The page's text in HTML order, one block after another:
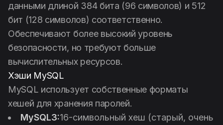
данными длиной 384 бита (96 символов) и 512
бит (128 символов) соответственно.
Обеспечивают более высокий уровень
безопасности, но требуют больше
вычислительных ресурсов.
Хэши MySQL
MySQL использует собственные форматы
хешей для хранения паролей.
MySQL3:16-символьный хеш (старый, очень